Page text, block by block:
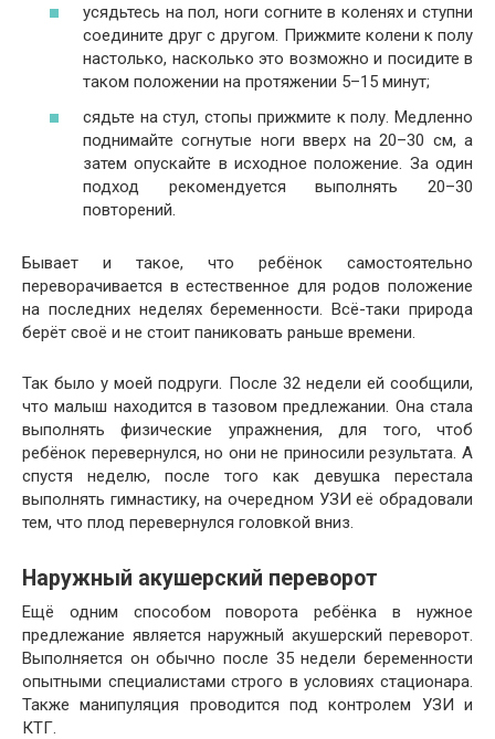
усядьтесь на пол, ноги согните в коленях и ступни
соедините друг с другом. Прижмите колени к полу
настолько, насколько это возможно и посидите в
таком положении на протяжении 5–15 минут;
сядьте на стул, стопы прижмите к полу. Медленно
поднимайте согнутые ноги вверх на 20–30 см, а
затем опускайте в исходное положение. За один
подход рекомендуется выполнять 20–30
повторений.
Бывает и такое, что ребёнок самостоятельно
переворачивается в естественное для родов положение
на последних неделях беременности. Всё-таки природа
берёт своё и не стоит паниковать раньше времени.
Так было у моей подруги. После 32 недели ей сообщили,
что малыш находится в тазовом предлежании. Она стала
выполнять физические упражнения, для того, чтоб
ребёнок перевернулся, но они не приносили результата. А
спустя неделю, после того как девушка перестала
выполнять гимнастику, на очередном УЗИ её обрадовали
тем, что плод перевернулся головкой вниз.
Наружный акушерский переворот
Ещё одним способом поворота ребёнка в нужное
предлежание является наружный акушерский переворот.
Выполняется он обычно после 35 недели беременности
опытными специалистами строго в условиях стационара.
Также манипуляция проводится под контролем УЗИ и
КТГ.